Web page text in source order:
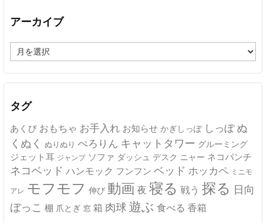
アーカイブ
ー
カ
イ
タグ
あくび おもちゃ お手入れ お知らせ かぎしっぽ しっぽ ぬ
くぬく ぬりぬり ぺろりん キャットタワー グルーミング
ジェット耳 ジャンプ ソファ ダッシュ デスク ニャー ネコパンチ
ネコベッド ハンモック フンフン ベッド ホッカペ ミニモ
アレ モフモフ 伸び 動画 夜 寝る 戦う 探る 日向
ぼっこ 棚 爪とぎ 窓 箱 肉球 遊ぶ 食べる 香箱